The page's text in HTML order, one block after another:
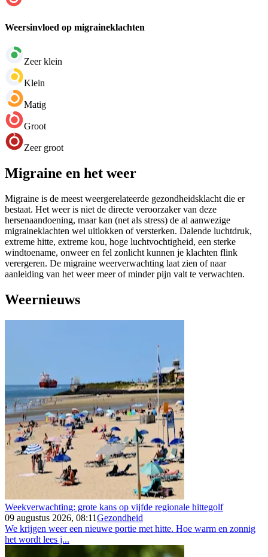
Weersinvloed op migraineklachten
Zeer klein
Klein
Matig
Groot
Zeer groot
Migraine en het weer
Migraine is de meest weergerelateerde gezondheidsklacht die er
bestaat. Het weer is niet de directe veroorzaker van deze
hersenaandoening, maar kan (net als stress) de al aanwezige
migraineklachten wel uitlokken of versterken. Dalende luchtdruk,
extreme hitte, extreme kou, hoge luchtvochtigheid, een sterke
windtoename, onweer en fel zonlicht kunnen je klachten flink
verergeren. De migraine weerverwachting laat zien of naar
aanleiding van het weer meer of minder pijn valt te verwachten.
Weernieuws
Weekverwachting: grote kans op vijfde regionale hittegolf
09 augustus 2026, 08:11Gezondheid
We krijgen weer een nieuwe portie met hitte. Hoe warm en zonnig
het wordt lees j...